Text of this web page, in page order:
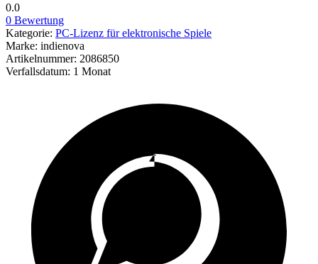
0.0
0 Bewertung
Kategorie: PC-Lizenz für elektronische Spiele
Marke: indienova
Artikelnummer: 2086850
Verfallsdatum: 1 Monat